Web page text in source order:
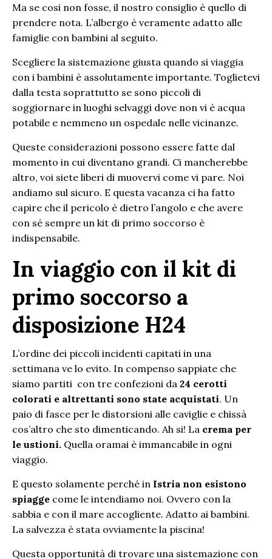
Ma se cosi non fosse, il nostro consiglio è quello di
prendere nota. L’albergo è veramente adatto alle
famiglie con bambini al seguito.
Scegliere la sistemazione giusta quando si viaggia
con i bambini è assolutamente importante. Toglietevi
dalla testa soprattutto se sono piccoli di
soggiornare in luoghi selvaggi dove non vi è acqua
potabile e nemmeno un ospedale nelle vicinanze.
Queste considerazioni possono essere fatte dal
momento in cui diventano grandi. Ci mancherebbe
altro, voi siete liberi di muovervi come vi pare. Noi
andiamo sul sicuro. E questa vacanza ci ha fatto
capire che il pericolo è dietro l’angolo e che avere
con sé sempre un kit di primo soccorso è
indispensabile.
In viaggio con il kit di
primo soccorso a
disposizione H24
L’ordine dei piccoli incidenti capitati in una
settimana ve lo evito. In compenso sappiate che
siamo partiti con tre confezioni da 24 cerotti
colorati e altrettanti sono state acquistati. Un
paio di fasce per le distorsioni alle caviglie e chissà
cos’altro che sto dimenticando. Ah si! La crema per
le ustioni. Quella oramai è immancabile in ogni
viaggio.
E questo solamente perché in Istria non esistono
spiagge come le intendiamo noi. Ovvero con la
sabbia e con il mare accogliente. Adatto ai bambini.
La salvezza è stata ovviamente la piscina!
Questa opportunità di trovare una sistemazione con